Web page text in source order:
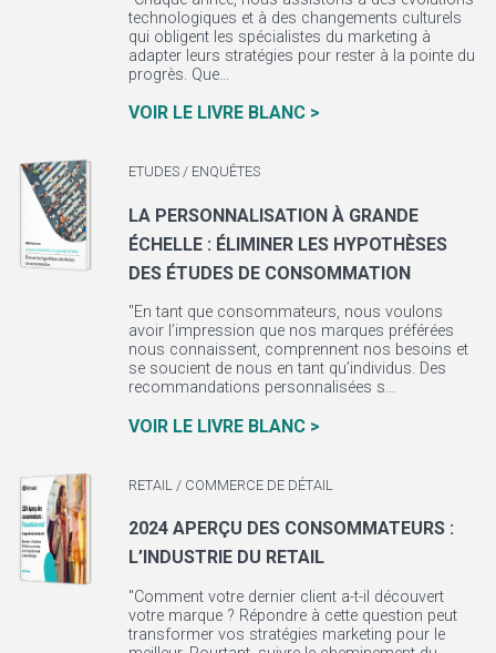
technologiques et à des changements culturels
qui obligent les spécialistes du marketing à
adapter leurs stratégies pour rester à la pointe du
progrès. Que...
VOIR LE LIVRE BLANC >
ETUDES / ENQUÊTES
LA PERSONNALISATION À GRANDE
ÉCHELLE : ÉLIMINER LES HYPOTHÈSES
DES ÉTUDES DE CONSOMMATION
"En tant que consommateurs, nous voulons
avoir l’impression que nos marques préférées
nous connaissent, comprennent nos besoins et
se soucient de nous en tant qu’individus. Des
recommandations personnalisées s...
VOIR LE LIVRE BLANC >
RETAIL / COMMERCE DE DÉTAIL
2024 APERÇU DES CONSOMMATEURS :
L’INDUSTRIE DU RETAIL
"Comment votre dernier client a-t-il découvert
votre marque ? Répondre à cette question peut
transformer vos stratégies marketing pour le